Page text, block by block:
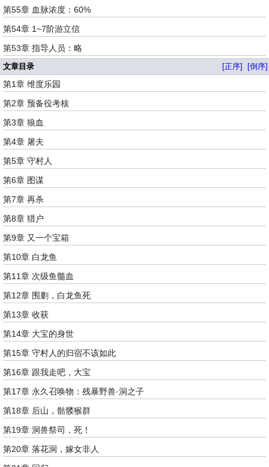
第55章 血脉浓度：60%
第54章 1~7阶游立信
第53章 指导人员：略
文章目录 [正序] [倒序]
第1章 维度乐园
第2章 预备役考核
第3章 狼血
第4章 屠夫
第5章 守村人
第6章 图谋
第7章 再杀
第8章 猎户
第9章 又一个宝箱
第10章 白龙鱼
第11章 次级鱼髓血
第12章 围剿，白龙鱼死
第13章 收获
第14章 大宝的身世
第15章 守村人的归宿不该如此
第16章 跟我走吧，大宝
第17章 永久召唤物：残暴野兽·洞之子
第18章 后山，骷髅猴群
第19章 洞兽祭司，死！
第20章 落花洞，嫁女非人